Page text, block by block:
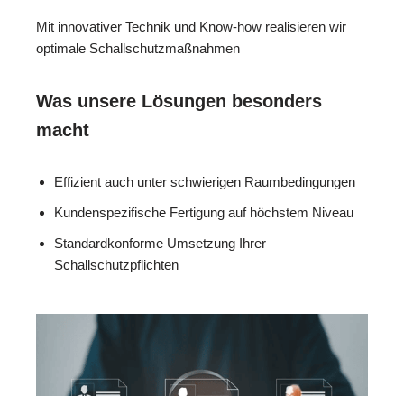
Mit innovativer Technik und Know-how realisieren wir
optimale Schallschutzmaßnahmen
Was unsere Lösungen besonders
macht
Effizient auch unter schwierigen Raumbedingungen
Kundenspezifische Fertigung auf höchstem Niveau
Standardkonforme Umsetzung Ihrer
Schallschutzpflichten